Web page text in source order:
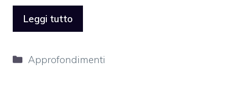
Leggi tutto
Categorie
Approfondimenti